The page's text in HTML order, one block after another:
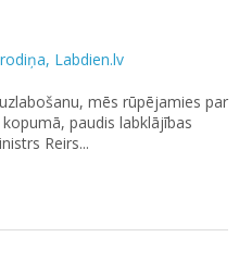
Labdien.lv
mēs rūpējamies par
paudis labklājības
Reirs...